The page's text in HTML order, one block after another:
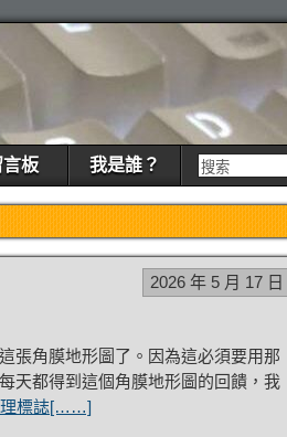
言板 我是誰？
2026 年 5 月 17 日
張角膜地形圖了。因為這必須要用那
天都得到這個角膜地形圖的回饋，我
理標誌[……]